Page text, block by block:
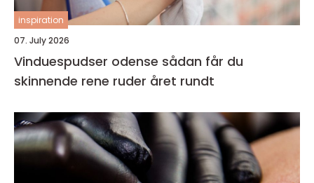
inspiration
07. July 2026
Vinduespudser odense sådan får du
skinnende rene ruder året rundt